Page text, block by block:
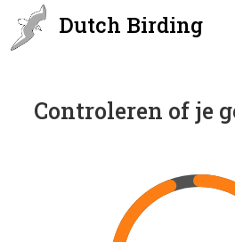
Dutch Birding
Controleren of je